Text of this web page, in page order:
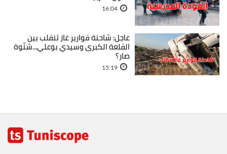
16:04
عاجل: شاحنة قوارير غاز تنقلب بين
القلعة الكبرى وسيدي بوعلي...شنّوة
صار؟
15:19